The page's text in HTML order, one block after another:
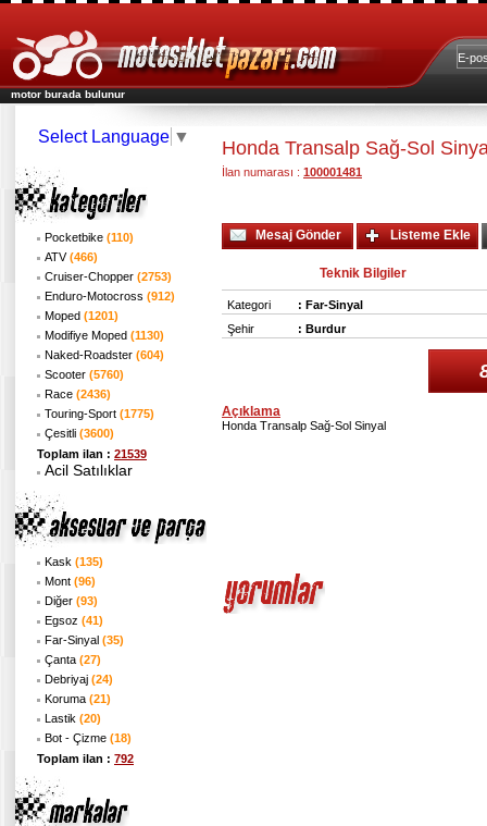
motor burada bulunur
Select Language ▼
Pocketbike (110)
ATV(466)
Cruiser-Chopper (2753)
Enduro-Motocross (912)
Moped (1201)
Modifiye Moped (1130)
Naked-Roadster (604)
Scooter (5760)
Race (2436)
Touring-Sport (1775)
Çesitli (3600)
Toplam ilan : 21539
Acil Satılıklar
Kask (135)
Mont (96)
Diğer (93)
Egsoz (41)
Far-Sinyal (35)
Çanta (27)
Debriyaj (24)
Koruma (21)
Lastik (20)
Bot - Çizme (18)
Toplam ilan : 792
Honda Transalp Sağ-Sol
İlan numarası : 100001481
Mesaj Gönder Listeme Ekle
Teknik Bilgiler
Kategori : Far-Sinyal
Şehir
: Burdur
Açıklama
Honda Transalp Sağ-Sol Sinyal